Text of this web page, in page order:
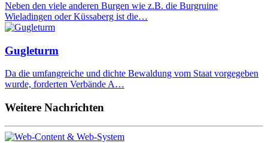
Neben den viele anderen Burgen wie z.B. die Burgruine
Wieladingen oder Küssaberg ist die…
Gugleturm
Da die umfangreiche und dichte Bewaldung vom Staat vorgegeben
wurde, forderten Verbände A…
Weitere Nachrichten